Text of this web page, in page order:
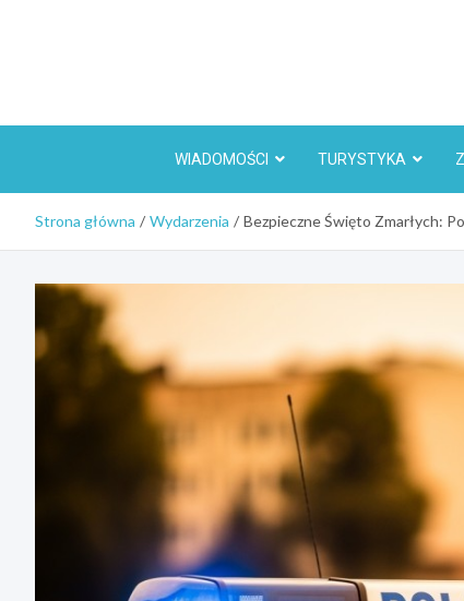
WIADOMOŚCI TURYSTYKA
Strona główna Wydarzenia Bezpieczne Święto Zmarłych: